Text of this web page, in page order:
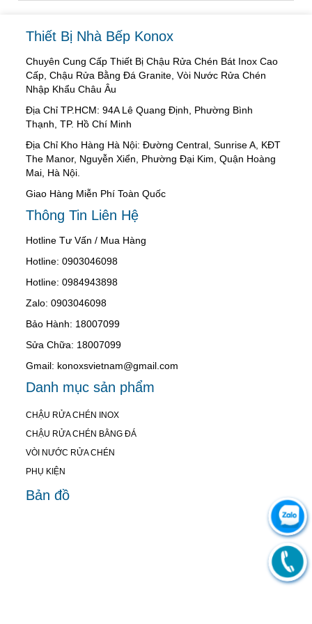
Thiết Bị Nhà Bếp Konox
Chuyên Cung Cấp Thiết Bị Chậu Rửa Chén Bát Inox Cao
Cấp, Chậu Rửa Bằng Đá Granite, Vòi Nước Rửa Chén
Nhập Khẩu Châu Âu
Địa Chỉ TP.HCM: 94A Lê Quang Định, Phường Bình
Thạnh, TP. Hồ Chí Minh
Địa Chỉ Kho Hàng Hà Nội: Đường Central, Sunrise A, KĐT
The Manor, Nguyễn Xiển, Phường Đại Kim, Quận Hoàng
Mai, Hà Nội.
Giao Hàng Miễn Phí Toàn Quốc
Thông Tin Liên Hệ
Hotline Tư Vấn / Mua Hàng
Hotline: 0903046098
Hotline: 0984943898
Zalo: 0903046098
Bảo Hành: 18007099
Sửa Chữa: 18007099
Gmail: konoxsvietnam@gmail.com
Danh mục sản phẩm
CHẬU RỬA CHÉN INOX
CHẬU RỬA CHÉN BẰNG ĐÁ
VÒI NƯỚC RỬA CHÉN
PHỤ KIỆN
Bản đồ